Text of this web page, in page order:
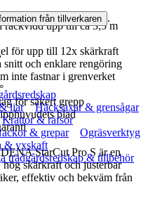
räckvidd upp till ca 3,5 m
för upp till 12x skärkraft
och enklare rengöring
inte fastnar i grenverket
för säkert grepp
blad
StarCut Pro S är en
skärkraft och justerbar
effektiv och bekväm från
från tillverkaren .
liar
Häcksaxar & grensågar
Krattor & räfsor
& grepar
Ogräsverktyg
& yxskaft
trädgårdsredskap & tillbehör